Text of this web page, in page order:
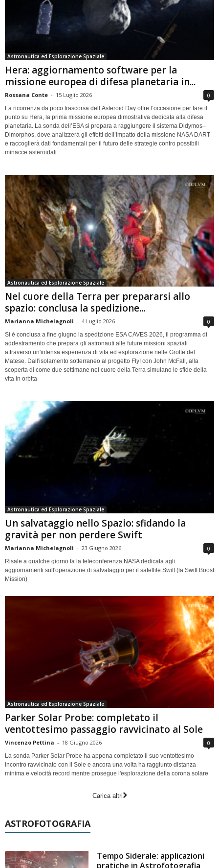
Astronautica ed Esplorazione Spaziale
Hera: aggiornamento software per la
missione europea di difesa planetaria in...
Rossana Conte - 15 Luglio 2026 0
La ricorrenza da poco trascorsa dell’Asteroid Day offre l’occasione per fare il
punto su Hera, la prima missione europea dimostrativa dedicata alla difesa
planetaria. La sonda dell’ESA si prepara a raggiungere il sistema Didymos–
Dimorphos, dove analizzerà gli effetti dell’impatto della missione NASA DART
e raccoglierà dati fondamentali per il futuro delle strategie contro possibili
minacce asteroidali
Astronautica ed Esplorazione Spaziale
Nel cuore della Terra per prepararsi allo
spazio: conclusa la spedizione...
Marianna Michelagnoli - 4 Luglio 2026 0
Si è conclusa a fine giugno la spedizione ESA CAVES 2026, il programma di
addestramento che prepara gli astronauti alle future missioni spaziali
attraverso un'intensa esperienza di vita ed esplorazione nelle Grotte del
Matese. Dall'isolamento sotterraneo al progetto Fly! con John McFall, alla
scoperta di come due settimane nel cuore della Terra simulano le sfide della
vita in orbita
Astronautica ed Esplorazione Spaziale
Un salvataggio nello Spazio: sfidando la
gravità per non perdere Swift
Marianna Michelagnoli - 23 Giugno 2026 0
Risale a qualche giorno fa la teleconferenza NASA dedicata agli
aggiornamenti sull'operazione di salvataggio per il satellite Swift (la Swift Boost
Mission)
Astronautica ed Esplorazione Spaziale
Parker Solar Probe: completato il
ventottesimo passaggio ravvicinato al Sole
Vincenzo Pettina - 18 Giugno 2026 0
La sonda Parker Solar Probe ha appena completato il suo ventottesimo
incontro ravvicinato con il Sole e ancora una volta ha raggiunto distanza
minima e velocità record mentre prosegue l'esplorazione della corona solare
Carica altri
ASTROFOTOGRAFIA
Tempo Siderale: applicazioni
pratiche in Astrofotografia